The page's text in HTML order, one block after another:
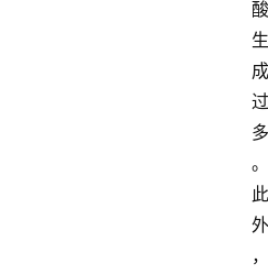
酸
生
成
过
多
。
此
外
，